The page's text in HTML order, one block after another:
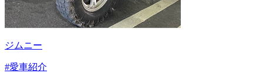
ジムニー
#愛車紹介